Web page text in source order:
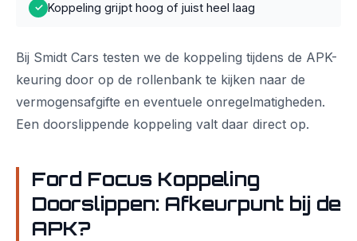
✓ Koppeling grijpt hoog of juist heel laag
Bij Smidt Cars testen we de koppeling tijdens de APK-
keuring door op de rollenbank te kijken naar de
vermogensafgifte en eventuele onregelmatigheden.
Een doorslippende koppeling valt daar direct op.
Ford Focus Koppeling
Doorslippen: Afkeurpunt bij de
APK?